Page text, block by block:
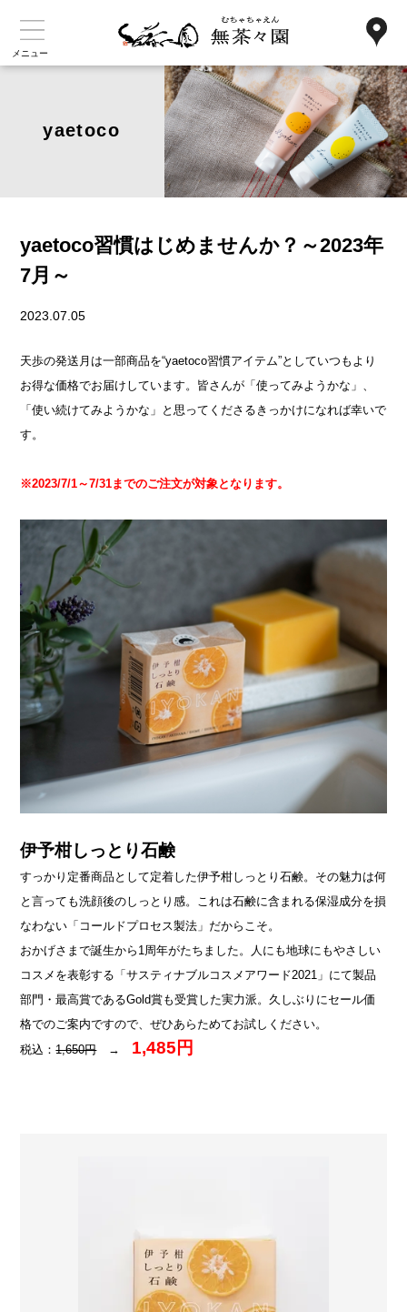
メニュー
yaetoco
yaetoco習慣はじめませんか？～2023年
7月～
2023.07.05
天歩の発送月は一部商品を“yaetoco習慣アイテム”としていつもより
お得な価格でお届けしています。皆さんが「使ってみようかな」、
「使い続けてみようかな」と思ってくださるきっかけになれば幸いで
す。
※2023/7/1～7/31までのご注文が対象となります。
伊予柑しっとり石鹸
すっかり定番商品として定着した伊予柑しっとり石鹸。その魅力は何
と言っても洗顔後のしっとり感。これは石鹸に含まれる保湿成分を損
なわない「コールドプロセス製法」だからこそ。
おかげさまで誕生から1周年がたちました。人にも地球にもやさしい
コスメを表彰する「サスティナブルコスメアワード2021」にて製品
部門・最高賞であるGold賞も受賞した実力派。久しぶりにセール価
格でのご案内ですので、ぜひあらためてお試しください。
税込：1,650円→ 1,485円